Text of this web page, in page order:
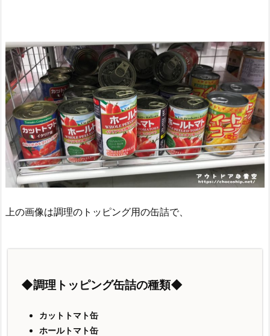
上の画像は調理のトッピング用の缶詰で、
◆調理トッピング缶詰の種類◆
カットトマト缶
ホールトマト缶